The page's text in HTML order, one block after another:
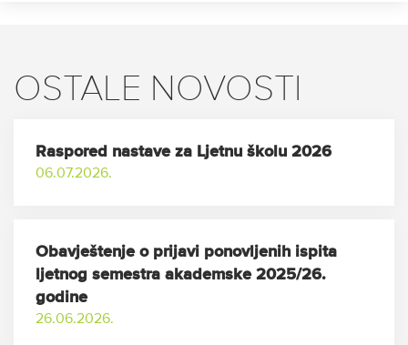
OSTALE NOVOSTI
Raspored nastave za Ljetnu školu 2026
06.07.2026.
Obavještenje o prijavi ponovljenih ispita
ljetnog semestra akademske 2025/26.
godine
26.06.2026.